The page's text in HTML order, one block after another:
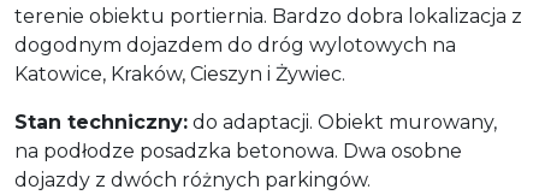
terenie obiektu portiernia. Bardzo dobra lokalizacja z
dogodnym dojazdem do dróg wylotowych na
Katowice, Kraków, Cieszyn i Żywiec.
Stan techniczny: do adaptacji. Obiekt murowany,
na podłodze posadzka betonowa. Dwa osobne
dojazdy z dwóch różnych parkingów.